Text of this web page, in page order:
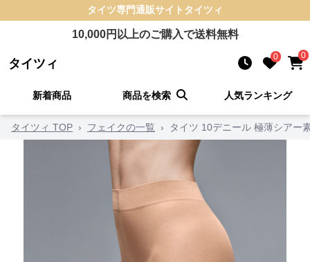
タイツ専門通販サイト タイツィ
10,000円以上のご購入で送料無料
タイツィ 0 0
新着商品 商品を検索 人気ランキング
タイツィ TOP › フェイクの一覧 › タイツ 10デニール 極薄シアー